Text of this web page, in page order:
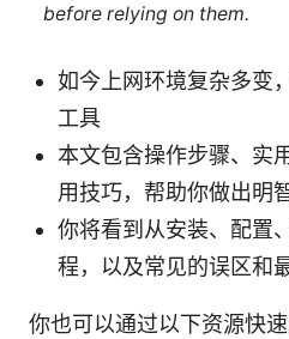
before relying on them.
如今上网环境复杂多变
工具
本文包含操作步骤、实
用技巧，帮助你做出明
你将看到从安装、配置
程，以及常见的误区和
你也可以通过以下资源快